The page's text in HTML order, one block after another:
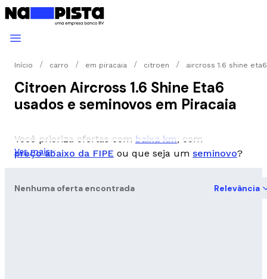
Início carro em piracaia citroen aircross 1.6 shine eta6
Citroen Aircross 1.6 Shine Eta6
usados e seminovos em Piracaia
Você prioriza ofertas com baixa km, com
preço abaixo da FIPE ou que seja um seminovo?
Ver mais
Nenhuma oferta encontrada Relevância